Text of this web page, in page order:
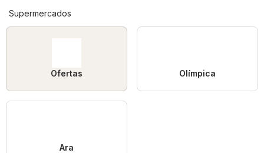
Supermercados
Ofertas Olímpica
Ara